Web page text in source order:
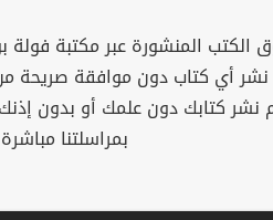
الكتب المنشورة عبر مكتبة
نشر أي كتاب دون موافقة صريحة
نشر كتابك دون علمك أو بدون
بمراسلتنا